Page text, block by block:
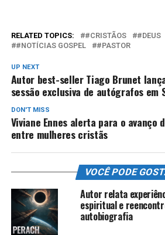
RELATED TOPICS: #CRISTÃOS #DEUS
#NOTÍCIAS GOSPEL
#PASTOR
UP NEXT
Autor best-seller Tiago Brunet
sessão exclusiva de autógrafos em
DON'T MISS
Viviane Ennes alerta para o avanço
entre mulheres cristãs
VOCÊ PODE
Autor relata
espiritual e
autobiografia